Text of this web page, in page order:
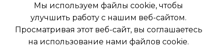
ДИАМЕТР ТРУБ (ЖИДКОСТЬ)
РАБОТАЕТ С АЛИСОЙ
ТАЙМЕР НА
Мы используем файлы cookie, чтобы
улучшить работу с нашим веб-сайтом.
Просматривая этот веб-сайт, вы соглашаетесь
на использование нами файлов cookie.